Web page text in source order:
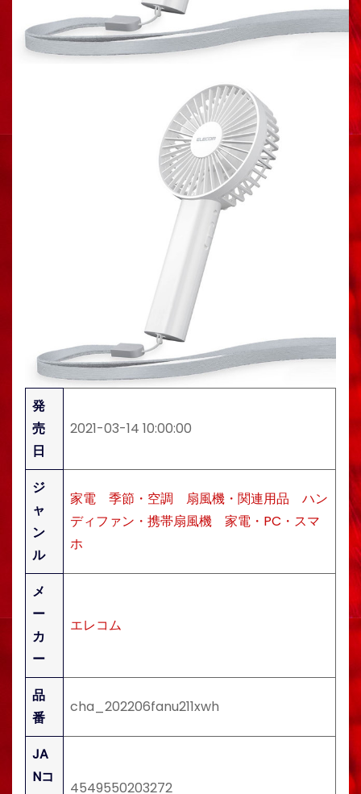
発
売
日
2021-03-14 10:00:00
ジ
ャ
ン
ル
家電 季節・空調 扇風機・関連用品
ハン
ディファン・携帯扇風機
家電・PC・スマ
ホ
メ
ー
カ
ー
エレコム
品
番
cha_202206fanu211xwh
JA
Nコ
4549550203272